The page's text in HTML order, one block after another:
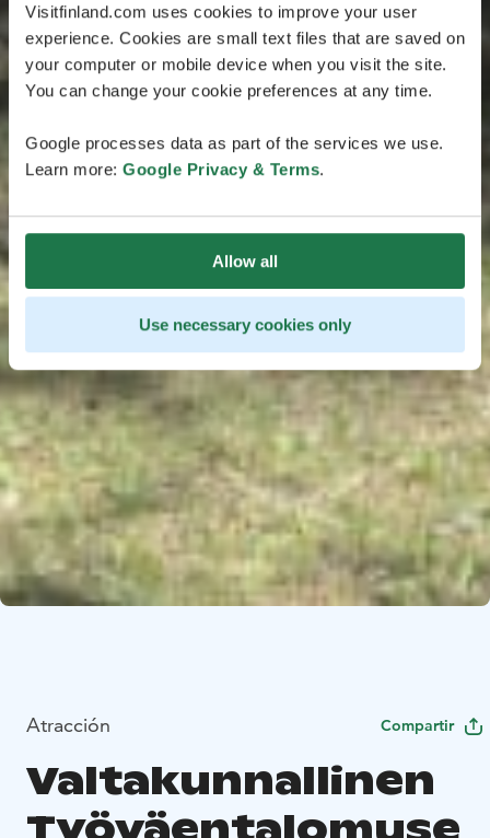
Visitfinland.com uses cookies to improve your user
experience. Cookies are small text files that are saved on
your computer or mobile device when you visit the site.
You can change your cookie preferences at any time.
Google processes data as part of the services we use.
Learn more: Google Privacy & Terms.
Allow all
Use necessary cookies only
Atracción Compartir
Valtakunnallinen